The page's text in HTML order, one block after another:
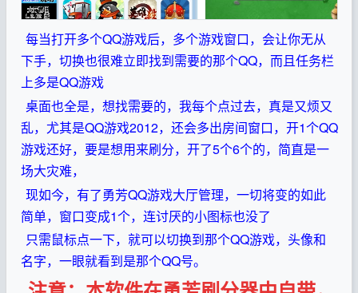
每当打开多个QQ游戏后，多个游戏窗口，会让你无从
下手，切换也很难立即找到需要的那个QQ，而且任务栏
上多是QQ游戏
桌面也全是，想找需要的，我每个点过去，真是又烦又
乱，尤其是QQ游戏2012，还会多出房间窗口，开1个QQ
游戏还好，要是想用来刷分，开了5个6个的，简直是一
场大灾难，
现如今，有了勇芳QQ游戏大厅管理，一切将变的如此
简单，窗口变成1个，连讨厌的小图标也没了
只需鼠标点一下，就可以切换到那个QQ游戏，头像和
名字，一眼就看到是那个QQ号。